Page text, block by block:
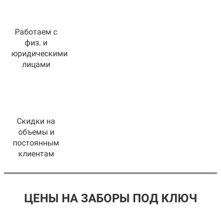
Работаем с
физ. и
юридическими
лицами
Скидки на
объемы и
постоянным
клиентам
ЦЕНЫ НА ЗАБОРЫ ПОД КЛЮЧ